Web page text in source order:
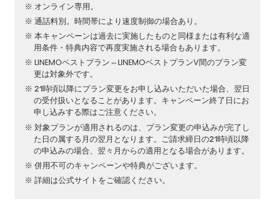
オンライン専用。
通話料別。時間帯により速度制御の場合あり。
本キャンペーンは過去に実施したものと同様または有利な適
用条件・特典内容で再度実施される場合もあります。
LINEMOベストプラン⇔LINEMOベストプランV間のプラン変
更は対象外です。
21時頃以降にプラン変更をお申し込みいただいた場合、翌日
の受付扱いとなることがあります。キャンペーン終了日にお
申し込みする際はご注意ください。
対象プランが適用されるのは、プラン変更の申込みが完了し
た日の属する月の翌月となります。ご請求締日の21時頃以降
の申込みの場合、翌々月からの適用となる場合があります。
併用不可のキャンペーンや特典がございます。
詳細は公式サイトをご確認ください。